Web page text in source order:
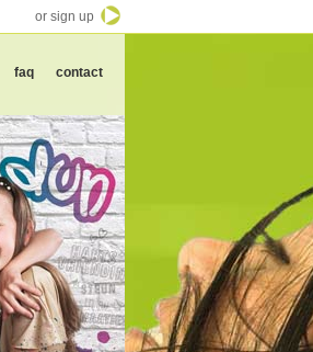
faq contact
or sign up